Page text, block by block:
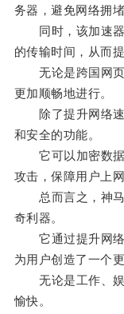
务器，避免网络拥堵
同时，该加速器
的传输时间，从而
无论是跨国网页
更加顺畅地进行。
除了提升网络速
和安全的功能。
它可以加密数据
攻击，保障用户上
总而言之，神马
奇利器。
它通过提升网络
为用户创造了一个
无论是工作、娱
愉快。